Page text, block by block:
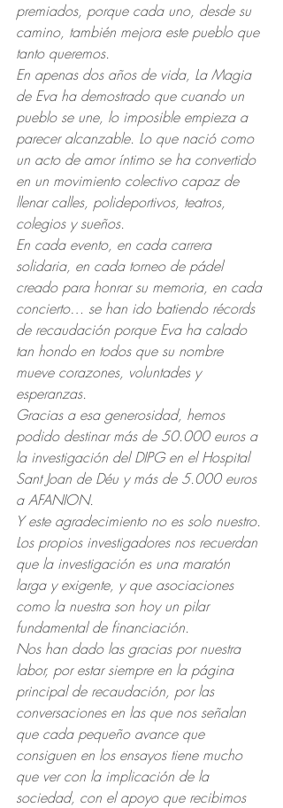
premiados, porque cada uno, desde su
camino, también mejora este pueblo que
tanto queremos.
En apenas dos años de vida, La Magia
de Eva ha demostrado que cuando un
pueblo se une, lo imposible empieza a
parecer alcanzable. Lo que nació como
un acto de amor íntimo se ha convertido
en un movimiento colectivo capaz de
llenar calles, polideportivos, teatros,
colegios y sueños.
En cada evento, en cada carrera
solidaria, en cada torneo de pádel
creado para honrar su memoria, en cada
concierto… se han ido batiendo récords
de recaudación porque Eva ha calado
tan hondo en todos que su nombre
mueve corazones, voluntades y
esperanzas.
Gracias a esa generosidad, hemos
podido destinar más de 50.000 euros a
la investigación del DIPG en el Hospital
Sant Joan de Déu y más de 5.000 euros
a AFANION.
Y este agradecimiento no es solo nuestro.
Los propios investigadores nos recuerdan
que la investigación es una maratón
larga y exigente, y que asociaciones
como la nuestra son hoy un pilar
fundamental de financiación.
Nos han dado las gracias por nuestra
labor, por estar siempre en la página
principal de recaudación, por las
conversaciones en las que nos señalan
que cada pequeño avance que
consiguen en los ensayos tiene mucho
que ver con la implicación de la
sociedad, con el apoyo que recibimos